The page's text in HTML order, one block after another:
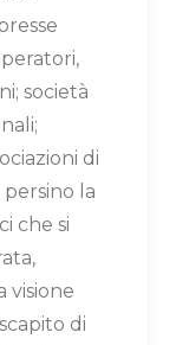
società
di
la
che si
visione
di